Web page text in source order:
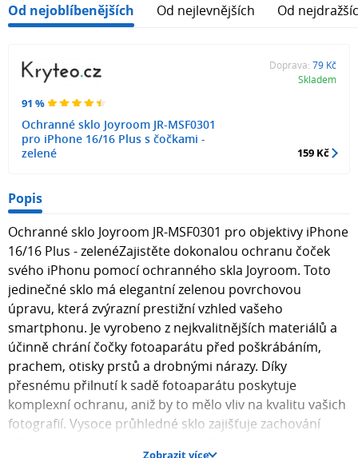
Od nejoblíbenějších Od nejlevnějších Od
91 %
Ochranné sklo Joyroom JR-MSF0301
pro iPhone 16/16 Plus s čočkami -
zelené
Doprava: 79 Kč
Skladem
159 Kč
Popis
Ochranné sklo Joyroom JR-MSF0301 pro objektivy iPhone
16/16 Plus - zelenéZajistěte dokonalou ochranu čoček
svého iPhonu pomocí ochranného skla Joyroom. Toto
jedinečné sklo má elegantní zelenou povrchovou
úpravu, která zvýrazní prestižní vzhled vašeho
smartphonu. Je vyrobeno z nejkvalitnějších materiálů a
účinně chrání čočky fotoaparátu před poškrábáním,
prachem, otisky prstů a drobnými nárazy. Díky
přesnému přilnutí k sadě fotoaparátu poskytuje
komplexní ochranu, aniž by to mělo vliv na kvalitu vašich
fotografií. Vysoce průhledné sklo zajišťuje zachování
Zobrazit více